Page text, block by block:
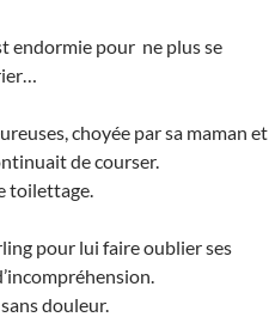
endormie pour ne plus se
choyée par sa maman et
de courser.
toilettage.
pour lui faire oublier ses
douleur.